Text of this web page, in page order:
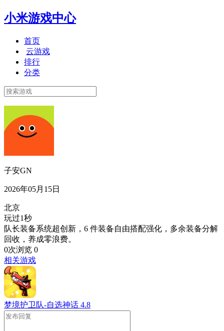
小米游戏中心
首页
云游戏
排行
分类
子安GN
2026年05月15日
北京
玩过1秒
队长装备系统超创新，6 件装备自由搭配强化，多余装备分解
回收，养成零浪费。
0次浏览 0
相关游戏
梦境护卫队-自选神话 4.8